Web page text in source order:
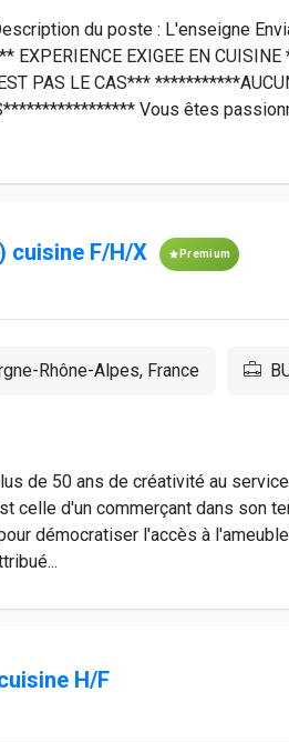
du poste : L'enseigne
EXIGEE EN CUISINE
PAS LE CAS***
Vous êtes
cuisine F/H/X Premium
Rhône-Alpes, France
de 50 ans de créativité au
celle d'un commerçant dans son
démocratiser l'accès à
H/F